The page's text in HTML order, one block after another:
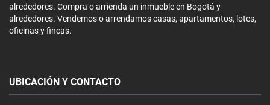
alrededores. Compra o arrienda un inmueble en Bogotá y
alrededores. Vendemos o arrendamos casas, apartamentos, lotes,
oficinas y fincas.
UBICACIÓN Y CONTACTO